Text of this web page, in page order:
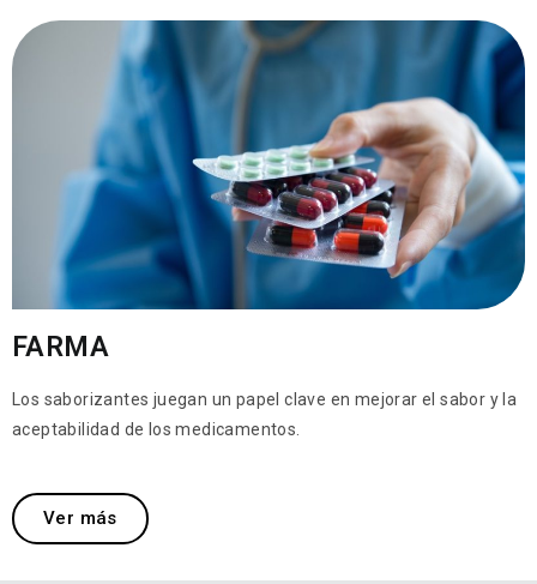
FARMA
Los saborizantes juegan un papel clave en mejorar el sabor y la
aceptabilidad de los medicamentos.
Ver más